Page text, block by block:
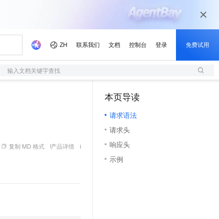
输入文档关键字查找
复制 MD 格式 产品详情
本页导读
请求语法
请求头
响应头
示例